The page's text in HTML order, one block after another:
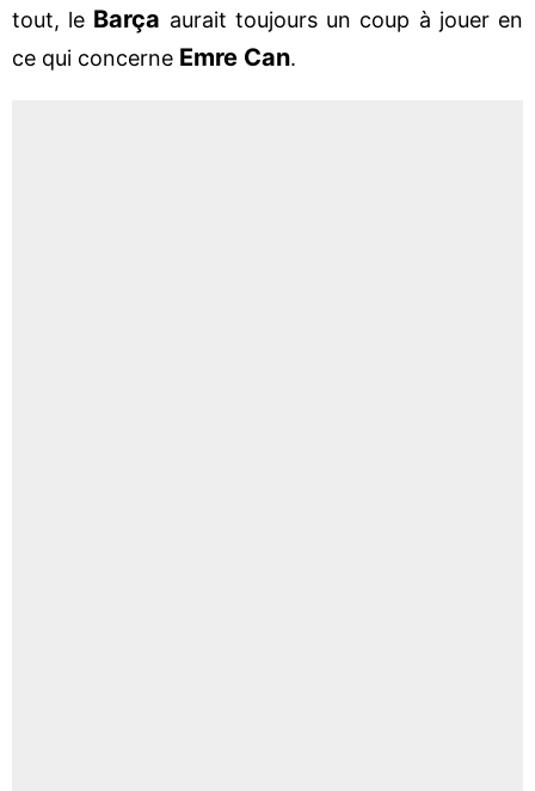
tout, le Barça aurait toujours un coup à jouer en
ce qui concerne Emre Can.